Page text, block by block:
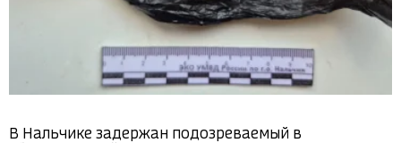
В Нальчике задержан подозреваемый в